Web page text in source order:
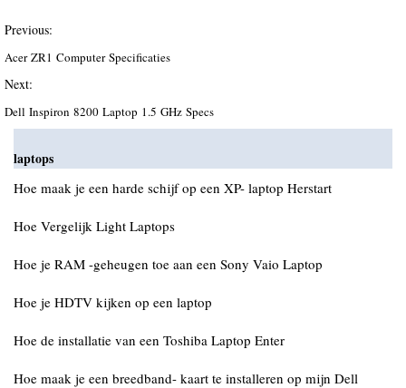
Previous:
Acer ZR1 Computer Specificaties
Next:
Dell Inspiron 8200 Laptop 1.5 GHz Specs
laptops
Hoe maak je een harde schijf op een XP- laptop Herstart
Hoe Vergelijk Light Laptops
Hoe je RAM -geheugen toe aan een Sony Vaio Laptop
Hoe je HDTV kijken op een laptop
Hoe de installatie van een Toshiba Laptop Enter
Hoe maak je een breedband- kaart te installeren op mijn Dell